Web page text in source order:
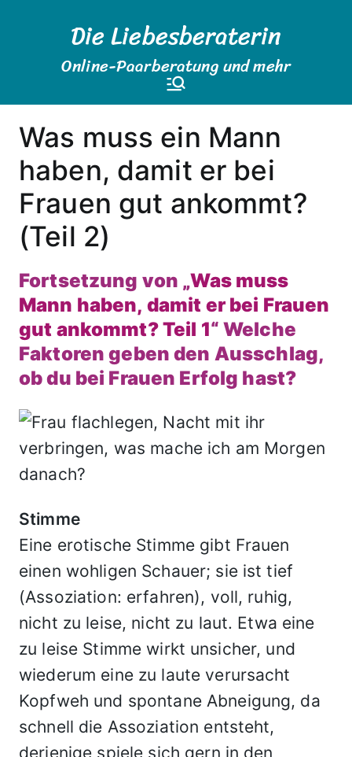
Die Liebesberaterin
Online-Paarberatung und mehr
Was muss ein Mann
haben, damit er bei
Frauen gut ankommt?
(Teil 2)
Fortsetzung von „Was muss
Mann haben, damit er bei Frauen
gut ankommt? Teil 1“ Welche
Faktoren geben den Ausschlag,
ob du bei Frauen Erfolg hast?
Stimme
Eine erotische Stimme gibt Frauen
einen wohligen Schauer; sie ist tief
(Assoziation: erfahren), voll, ruhig,
nicht zu leise, nicht zu laut. Etwa eine
zu leise Stimme wirkt unsicher, und
wiederum eine zu laute verursacht
Kopfweh und spontane Abneigung, da
schnell die Assoziation entsteht,
derjenige spiele sich gern in den